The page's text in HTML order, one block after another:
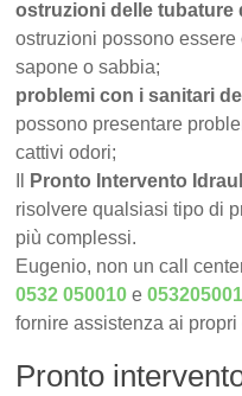
ostruzioni delle tubature
ostruzioni possono
sapone o sabbia;
problemi con i sanitari
possono presentare
cattivi odori;
Pronto Intervento
risolvere qualsiasi tipo di
più complessi.
Eugenio, non un call
0532 050010 e
fornire assistenza ai
Pronto